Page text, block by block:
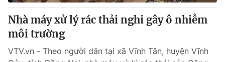
Nhà máy xử lý rác thải nghi gây ô nhiễm
môi trường
VTV.vn - Theo người dân tại xã Vĩnh Tân, huyện Vĩnh